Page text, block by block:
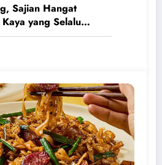
Sajian Hangat
yang Selalu